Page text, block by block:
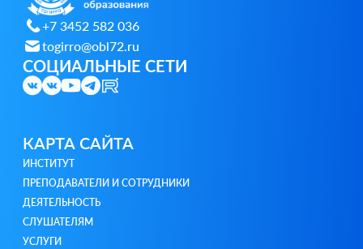
+7 3452 582 036
togirro@obl72.ru
СОЦИАЛЬНЫЕ СЕТИ
КАРТА САЙТА
ИНСТИТУТ
ПРЕПОДАВАТЕЛИ И СОТРУДНИКИ
ДЕЯТЕЛЬНОСТЬ
СЛУШАТЕЛЯМ
УСЛУГИ